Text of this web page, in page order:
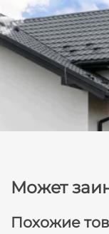
Может
Похожие